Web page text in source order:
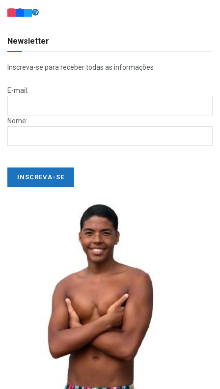
Newsletter
Inscreva-se para receber todas as informações
E-mail:
Nome: